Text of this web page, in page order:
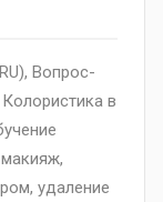
, Вопрос-
Колористика в
,
, удаление